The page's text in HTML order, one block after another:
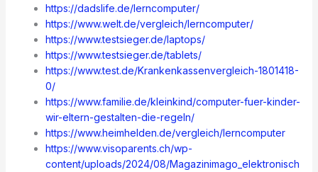
https://dadslife.de/lerncomputer/
https://www.welt.de/vergleich/lerncomputer/
https://www.testsieger.de/laptops/
https://www.testsieger.de/tablets/
https://www.test.de/Krankenkassenvergleich-1801418-
0/
https://www.familie.de/kleinkind/computer-fuer-kinder-
wir-eltern-gestalten-die-regeln/
https://www.heimhelden.de/vergleich/lerncomputer
https://www.visoparents.ch/wp-
content/uploads/2024/08/Magazinimago_elektronisch